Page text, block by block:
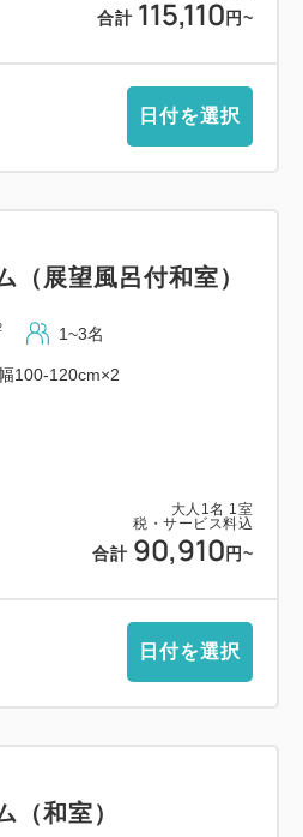
け流しの天然温泉。肌あたり
りに包まれながら、心までゆ
とときをお届けします。夕
時間や季節ごとに表情を変え
わせください。
約1分）
美しい“ととのいの海”。洗心
が茜に染まる絶景の夕陽が訪
ます。のんびりと海風に身を
をどうぞ。
約11分）
た設備で快適な海時間を。小
ャワー・トイレ・休憩所も整
や気軽な海遊びにぴったりの
ひらく、体験型ミュージア
ぐ隣に位置し、大地の営みや
合計 115,110 円~
日付を選択
大人 1 名 1 室
税・サービス料込
合計 90,910 円~
（展望風呂付和室）
1~3名
100-120cm×2
日付を選択
（和室）